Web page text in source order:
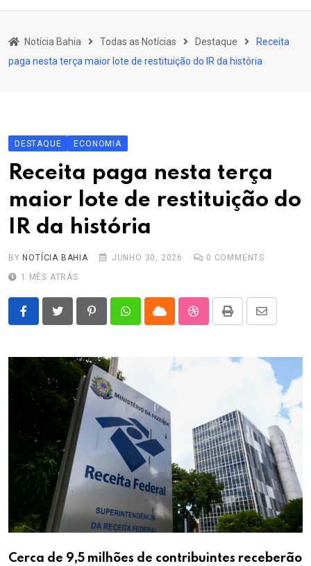
Educação
Esporte
Outros Assuntos
Notícia Bahia Todas as Notícias Destaque
Receita
paga nesta terça maior lote de restituição do IR da história
DESTAQUE ECONOMIA
Receita paga nesta terça
maior lote de restituição do
IR da história
BY NOTÍCIA BAHIA JUNHO 30, 2026 0 COMMENTS
1 MÊS ATRÁS
PinterestWhatsappCloud StumbleUpon
Print
Share
Email
Cerca de 9,5 milhões de contribuintes receberão